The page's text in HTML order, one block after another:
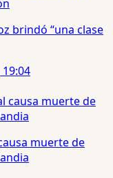
brindó “una clase
muerte de